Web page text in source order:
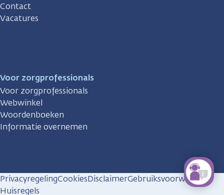
Contact
Vacatures
Voor zorgprofessionals
Voor zorgprofessionals
Webwinkel
Woordenboeken
Informatie overnemen
PrivacyregelingCookiesDisclaimerGebruiksvoorwaarden
Huisregels